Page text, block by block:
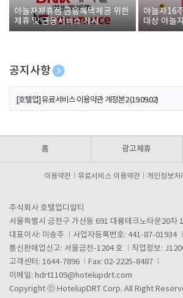
야놀자제휴점 금융혜택제공 위한
제휴 및 금융서비스 게시
야놀자16
대상 야놀
폰 증정
공지사항
[호텔업] 개인정보 처리방침 개정본1 (19.09.02)
[호텔업] 유료서비스 이용약관 개정본2 (19.09.02)
홈 광고제휴
이용약관 유료서비스 이용약관 개인정보처
주식회사 호텔업디알티
서울특별시 금천구 가산동 691 대륭테크노타운20차
대표이사: 이송주
사업자등록번호: 441-87-01934
통신판매업신고: 서울금천-1204 호
직업정보:
고객센터: 1644-7896
Fax: 02-2225-8487
이메일: hdrt1109@hotelupdrt.com
Copyright ⓒ HotelupDRT Corp. All Right